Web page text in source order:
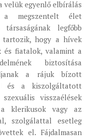
velük egyenlő elbírálás
megszentelt élet
legfőbb
hogy a hívek
és fiatalok, valamint a
biztosítása
a rájuk bízott
és a kiszolgáltatott
visszaélések
klerikusok vagy az
szolgálattal esetleg
el. Fájdalmasan